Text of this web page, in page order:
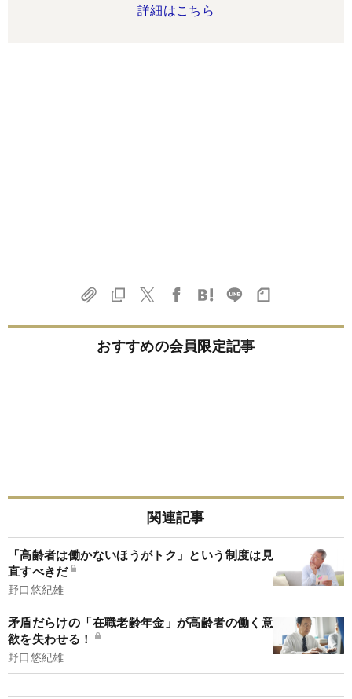
詳細はこちら
おすすめの会員限定記事
関連記事
「高齢者は働かないほうがトク」という制度は見
直すべきだ
野口悠紀雄
矛盾だらけの「在職老齢年金」が高齢者の働く意
欲を失わせる！
野口悠紀雄